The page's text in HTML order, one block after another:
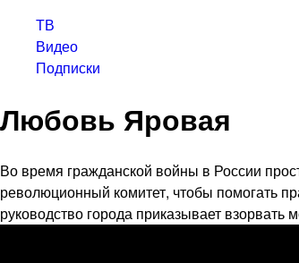
ТВ
Видео
Подписки
Любовь Яровая
Во время гражданской войны в России
революционный комитет, чтобы помогать
руководство города приказывает